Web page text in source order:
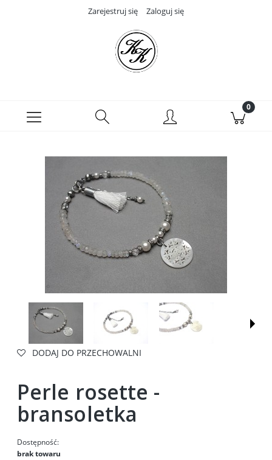
Zarejestruj się Zaloguj się
DODAJ DO PRZECHOWALNI
Perle rosette -
bransoletka
Dostępność:
brak towaru